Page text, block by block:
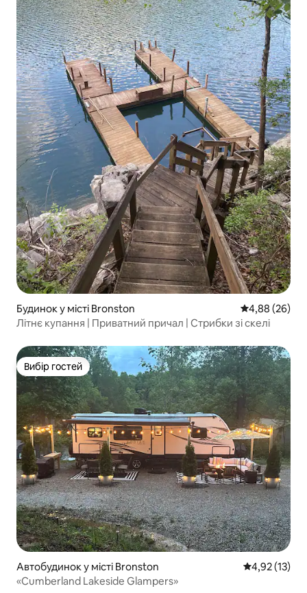
Будинок у місті Bronston Середня
4,88 (26)
Літнє купання | Приватний причал | Стрибки зі скелі
Вибір гостей
Вибір гостей
Автобудинок у місті Bronston Середня
4,92 (13)
«Cumberland Lakeside Glampers»